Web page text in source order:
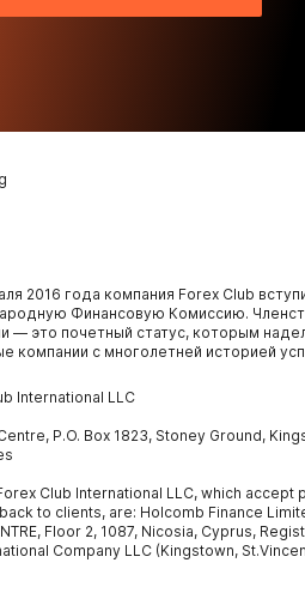
2016 года компания Forex Club
Финансовую Комиссию.
— это почетный статус, которым
компании с многолетней историей
International LLC
P.O. Box 1823, Stoney Ground,
Club International LLC, which accept
to clients, are: Holcomb Finance
Floor 2, 1087, Nicosia, Cyprus,
Company LLC (Kingstown,